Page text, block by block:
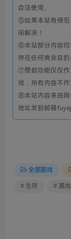
合法使用。
⑤如果本站有侵犯
间解决！
⑥本站部分内容均
存在任何商业目
⑦赞助功能仅仅作
戏，所有内容不作
⑧本站内容来自网
地址发到邮箱
全部游戏
# 生存 # 基